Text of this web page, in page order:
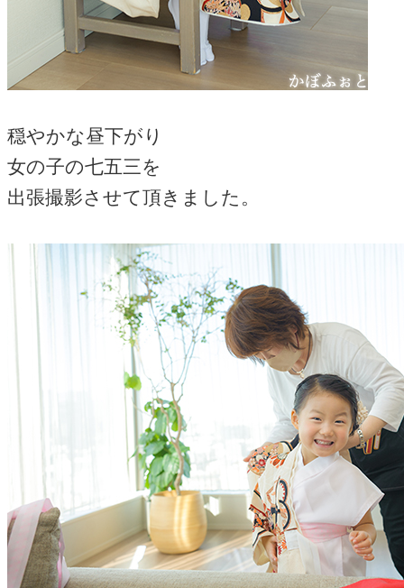
穏やかな昼下がり
女の子の七五三を
出張撮影させて頂きました。